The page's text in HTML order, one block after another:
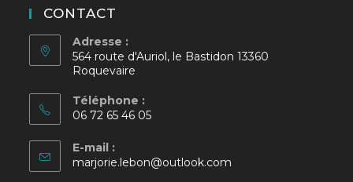
CONTACT
Adresse :
564 route d'Auriol, le Bastidon 13360
Roquevaire
Téléphone :
06 72 65 46 05
E-mail :
marjorie.lebon@outlook.com